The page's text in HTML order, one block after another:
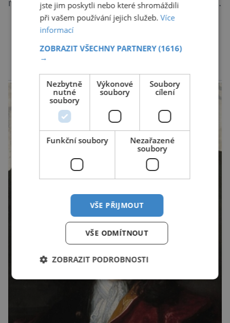
nejroztodivnější živočichové – trilobiti, medúzy
či hlavonožci. V dávném kambriu žil také
prazvláštní stonožce podobný tvor, který měl
zárodky zbraní typických pro dnešní pavouky.
Pavouci, štíři či klíšťata jsou členovci patřící do
chelicerami, které u nich představují právě […]
DALŠÍ ČLÁNKY ›
reklama
jste jim poskytli nebo které shromáždili
při vašem používání jejich služeb.Více
informací
ZOBRAZIT VŠECHNY PARTNERY(1616)
→
Nezbytně
nutné
soubory
Výkonové
soubory
Soubory
cílení
Funkční soubory
Nezařazené
soubory
VŠE PŘIJMOUT
VŠE ODMÍTNOUT
ZOBRAZIT PODROBNOSTI